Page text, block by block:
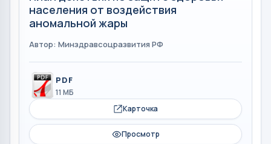
населения от воздействия
аномальной жары
Автор: Mинздравсоцразвития РФ
PDF
11 МБ
Карточка
Просмотр